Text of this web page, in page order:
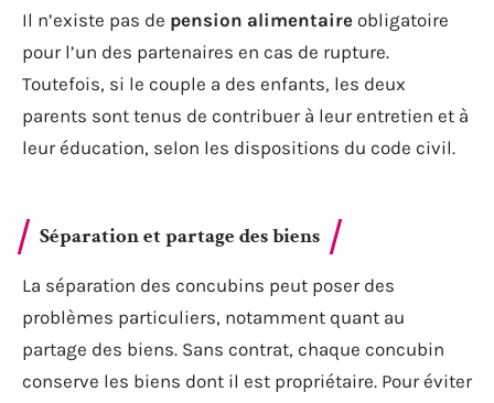
Il n’existe pas de pension alimentaire obligatoire
pour l’un des partenaires en cas de rupture.
Toutefois, si le couple a des enfants, les deux
parents sont tenus de contribuer à leur entretien et à
leur éducation, selon les dispositions du code civil.
Séparation et partage des biens
La séparation des concubins peut poser des
problèmes particuliers, notamment quant au
partage des biens. Sans contrat, chaque concubin
conserve les biens dont il est propriétaire. Pour éviter